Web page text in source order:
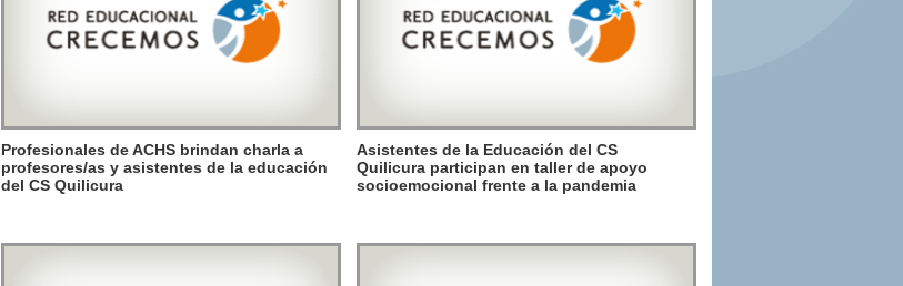
Profesionales de ACHS brindan charla a
profesores/as y asistentes de la educación
del CS Quilicura
Asistentes de la Educación del CS
Quilicura participan en taller de apoyo
socioemocional frente a la pandemia